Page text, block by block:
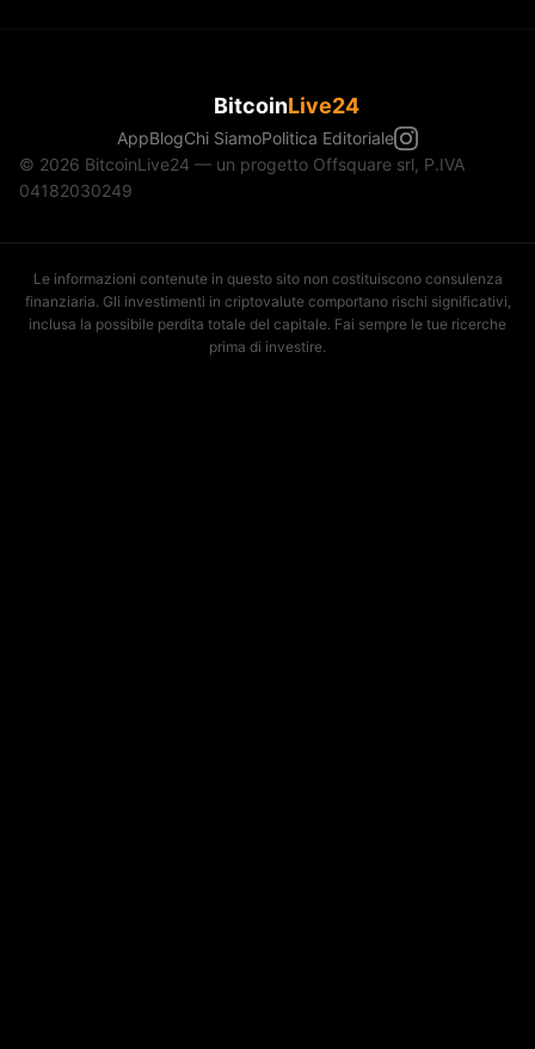
BitcoinLive24
AppBlogChi SiamoPolitica Editoriale
© 2026 BitcoinLive24 — un progetto Offsquare srl, P.IVA
04182030249
Le informazioni contenute in questo sito non costituiscono consulenza
finanziaria. Gli investimenti in criptovalute comportano rischi significativi,
inclusa la possibile perdita totale del capitale. Fai sempre le tue ricerche
prima di investire.